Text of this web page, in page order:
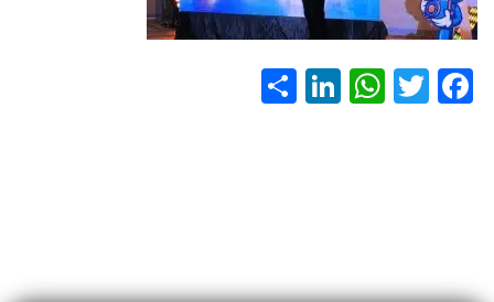
F
ac
T
wi
W
h
Li
nk